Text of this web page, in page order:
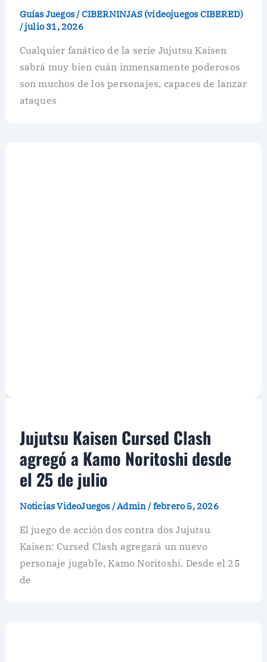
Guías Juegos /CIBERNINJAS (videojuegos CIBERED)
/julio 31, 2026
Cualquier fanático de la serie Jujutsu Kaisen
sabrá muy bien cuán inmensamente poderosos
son muchos de los personajes, capaces de lanzar
ataques
Jujutsu Kaisen Cursed Clash
agregó a Kamo Noritoshi desde
el 25 de julio
Noticias VideoJuegos /Admin/febrero 5, 2026
El juego de acción dos contra dos Jujutsu
Kaisen: Cursed Clash agregará un nuevo
personaje jugable, Kamo Noritoshi. Desde el 25
de